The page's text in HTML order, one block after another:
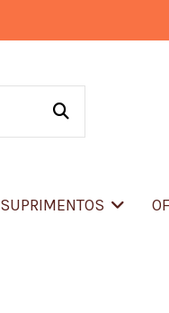
SUPRIMENTOS